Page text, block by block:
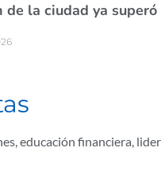
de la ciudad ya
,educación financiera,